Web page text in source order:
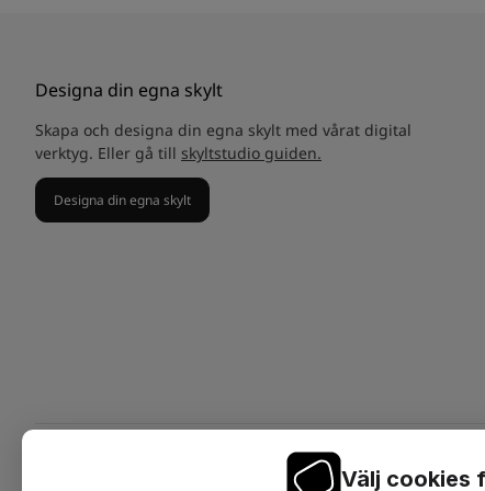
Designa din egna skylt
Skapa och designa din egna skylt med vårat digital
verktyg. Eller gå till skyltstudio guiden.
Designa din egna skylt
Välj cookies